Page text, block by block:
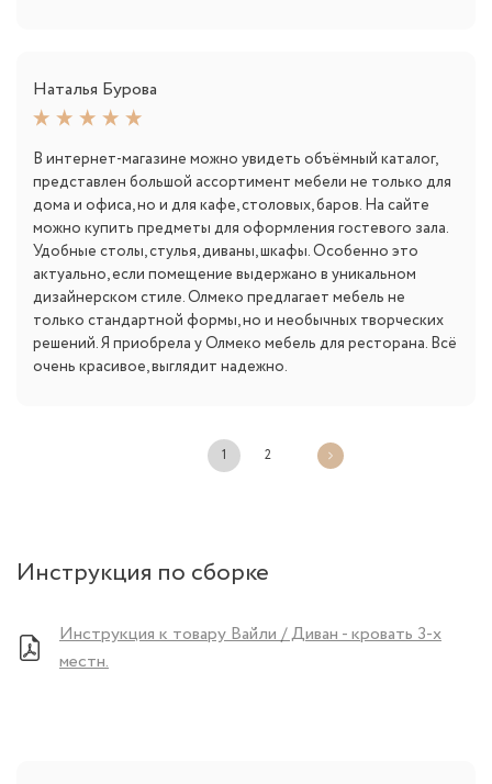
Наталья Бурова
В интернет-магазине можно увидеть объёмный каталог,
представлен большой ассортимент мебели не только для
дома и офиса, но и для кафе, столовых, баров. На сайте
можно купить предметы для оформления гостевого зала.
Удобные столы, стулья, диваны, шкафы. Особенно это
актуально, если помещение выдержано в уникальном
дизайнерском стиле. Олмеко предлагает мебель не
только стандартной формы, но и необычных творческих
решений. Я приобрела у Олмеко мебель для ресторана. Всё
очень красивое, выглядит надежно.
1 2
Инструкция по сборке
Инструкция к товару Вайли / Диван - кровать 3-х
местн.